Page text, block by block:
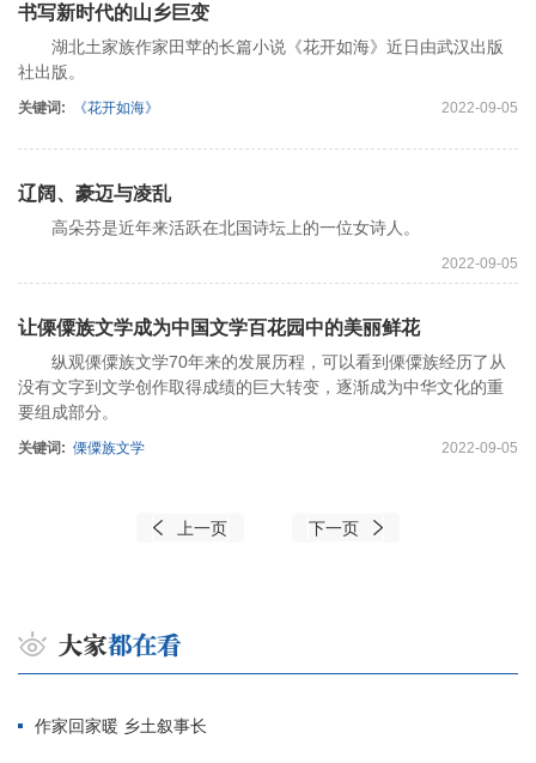
书写新时代的山乡巨变
湖北土家族作家田苹的长篇小说《花开如海》近日由武汉出版
社出版。
关键词: 《花开如海》 2022-09-05
辽阔、豪迈与凌乱
高朵芬是近年来活跃在北国诗坛上的一位女诗人。
2022-09-05
让傈僳族文学成为中国文学百花园中的美丽鲜花
纵观傈僳族文学70年来的发展历程，可以看到傈僳族经历了从
没有文字到文学创作取得成绩的巨大转变，逐渐成为中华文化的重
要组成部分。
关键词: 傈僳族文学 2022-09-05
上一页 下一页
作家回家暖 乡土叙事长